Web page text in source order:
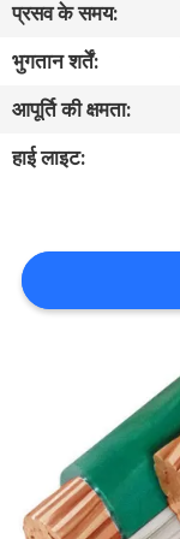
गुणवत्ता
नियंत्रण
संपर्क
एक
उद्धरण
साइटमैप
प्रसव के समय:
भुगतान शर्तें:
आपूर्ति की क्षमता:
हाई लाइट: